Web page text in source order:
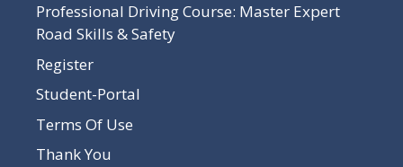
Professional Driving Course: Master Expert
Road Skills & Safety
Register
Student-Portal
Terms Of Use
Thank You